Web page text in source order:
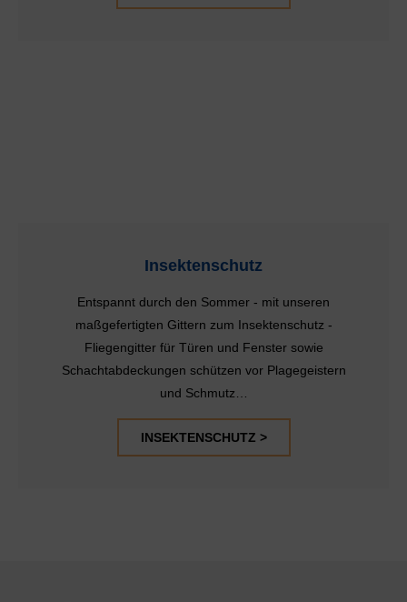
Insektenschutz
Entspannt durch den Sommer - mit unseren
maßgefertigten Gittern zum Insektenschutz -
Fliegengitter für Türen und Fenster sowie
Schachtabdeckungen schützen vor Plagegeistern
und Schmutz…
INSEKTENSCHUTZ >